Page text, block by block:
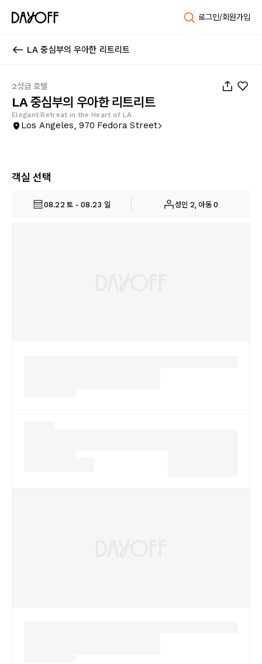
로그인/회원가입
LA 중심부의 우아한 리트리트
2성급 호텔
LA 중심부의 우아한 리트리트
Elegant Retreat in the Heart of LA
Los Angeles, 970 Fedora Street
객실 선택
08.22 토 - 08.23 일 성인 2, 아동 0